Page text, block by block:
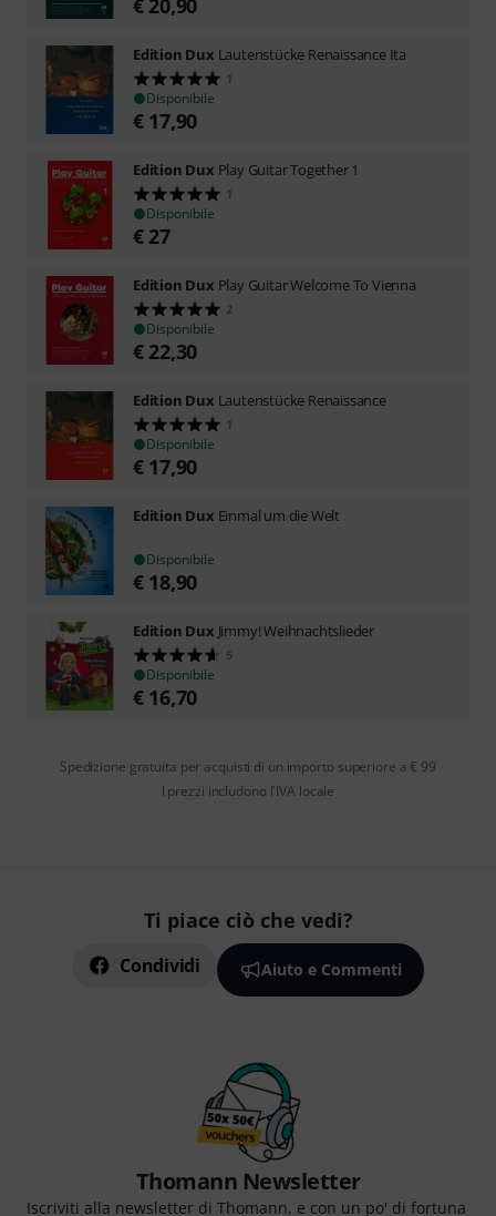
Edition Dux Lautenstücke Renaissance Ita
1
Disponibile
€ 17,90
Edition Dux Play Guitar Together 1
1
Disponibile
€ 27
Edition Dux Play Guitar Welcome To Vienna
2
Disponibile
€ 22,30
Edition Dux Lautenstücke Renaissance
1
Disponibile
€ 17,90
Edition Dux Einmal um die Welt
Disponibile
€ 18,90
Edition Dux Jimmy! Weihnachtslieder
5
Disponibile
€ 16,70
Spedizione gratuita per acquisti di un importo superiore a € 99
I prezzi includono l'IVA locale
Ti piace ciò che vedi?
Condividi Aiuto e Commenti
Thomann Newsletter
Iscriviti alla newsletter di Thomann, e con un po' di fortuna